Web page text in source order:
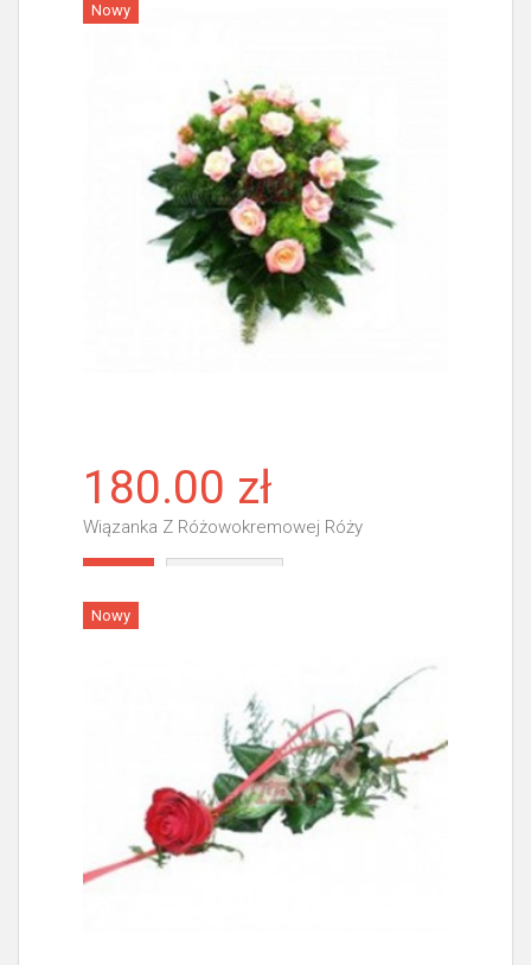
Nowy
180.00 zł
Wiązanka Z Różowokremowej Róży
Nowy